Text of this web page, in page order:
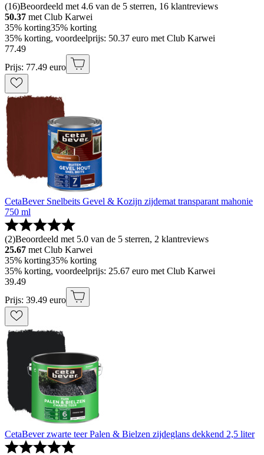
(16)Beoordeeld met 4.6 van de 5 sterren, 16 klantreviews
50.37 met Club Karwei
35% korting35% korting
35% korting, voordeelprijs: 50.37 euro met Club Karwei
77.49
Prijs: 77.49 euro
CetaBever Snelbeits Gevel & Kozijn zijdemat transparant mahonie
750 ml
(2)Beoordeeld met 5.0 van de 5 sterren, 2 klantreviews
25.67 met Club Karwei
35% korting35% korting
35% korting, voordeelprijs: 25.67 euro met Club Karwei
39.49
Prijs: 39.49 euro
CetaBever zwarte teer Palen & Bielzen zijdeglans dekkend 2,5 liter